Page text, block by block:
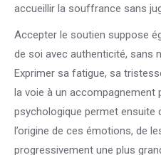
accueillir la souffrance sans
Accepter le soutien suppose
de soi avec authenticité, sans
Exprimer sa fatigue, sa
la voie à un accompagnement
psychologique permet ensuite
l’origine de ces émotions, de
progressivement une plus